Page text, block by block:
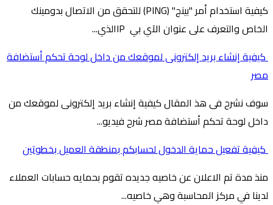
كيفية استخدام أمر "بينج" (PING) للتحقق من الاتصال بدومينك
الخاص والتعرف على عنوان الآي بي IPالذي...
كيفية إنشاء بريد إلكترونى لموقعك من داخل لوحة تحكم أستضافة
مصر
سوف نشرح فى هذ المقال كيفية إنشاء بريد إلكترونى لموقعك من
داخل لوحة تحكم أستضافة مصر شرح فيديو...
كيفية تفعيل حماية الدخول لحسابكم بمنطقة العميل بخطوتين
منذ مدة تم الاعلان عن خاصيه جديده تقوم بحمايه حسابات العملاء
لدينا في مركز المحاسبة وهي خاصيه...